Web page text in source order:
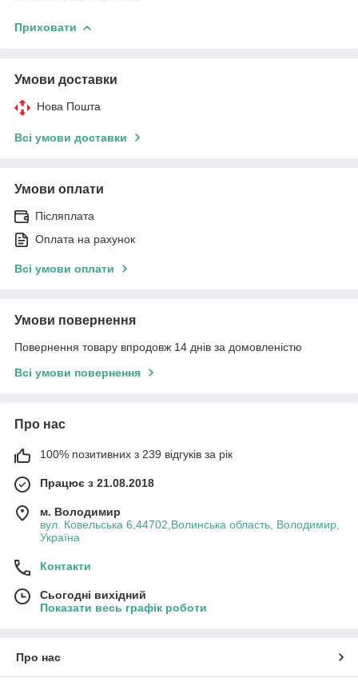
Приховати
Умови доставки
Нова Пошта
Всі умови доставки
Умови оплати
Післяплата
Оплата на рахунок
Всі умови оплати
Умови повернення
Повернення товару впродовж 14 днів за домовленістю
Всі умови повернення
Про нас
100% позитивних з 239 відгуків за рік
Працює з 21.08.2018
м. Володимир
вул. Ковельська 6,44702,Волинська область, Володимир,
Україна
Контакти
Сьогодні вихідний
Показати весь графік роботи
Про нас